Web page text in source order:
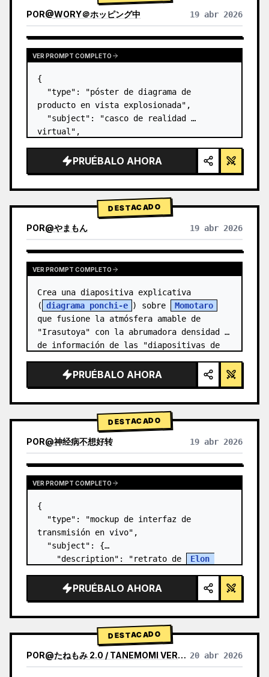
POR@WORY＠ホッピング中 19 abr 2026
VER PROMPT COMPLETO
{
  "type": "póster de diagrama de
producto en vista explosionada",
  "subject": "casco de realidad
virtual",
alta tecnología, iluminación de estudio,
detalles brillantes",
name=\"background color…
PRUÉBALO AHORA
DESTACADO
POR@やまもん 19 abr 2026
VER RESULTADOS DE OTROS MODELOS
VER PROMPT COMPLETO
Crea una diapositiva explicativa
( diagrama ponchi-e ) sobre
Momotaro
que fusione la atmósfera amable de
"Irasutoya" con la abrumadora densidad
de información de las "diapositivas de
PRUÉBALO AHORA
DESTACADO
POR@神经病不想好转 19 abr 2026
VER PROMPT COMPLETO
{
  "type": "mockup de interfaz de
transmisión en vivo",
  "subject": {
    "description": "retrato de
Elon
negra con un gráfico de esquema técnico
en blanco",
PRUÉBALO AHORA
DESTACADO
POR@たねもみ 2.0 / TANEMOMI VER2.0 20 abr 2026